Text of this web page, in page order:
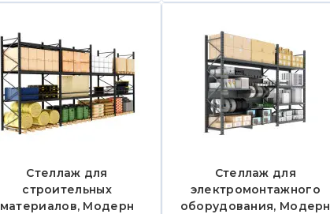
Стеллаж для
строительных
материалов, Модерн
Стеллаж для
электромонтажного
оборудования, Модерн